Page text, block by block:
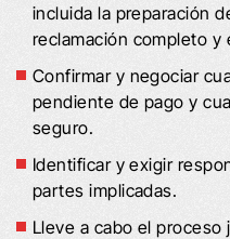
incluida la preparación
reclamación completo y
Confirmar y negociar
pendiente de pago y
seguro.
Identificar y exigir
partes implicadas.
Lleve a cabo el proceso